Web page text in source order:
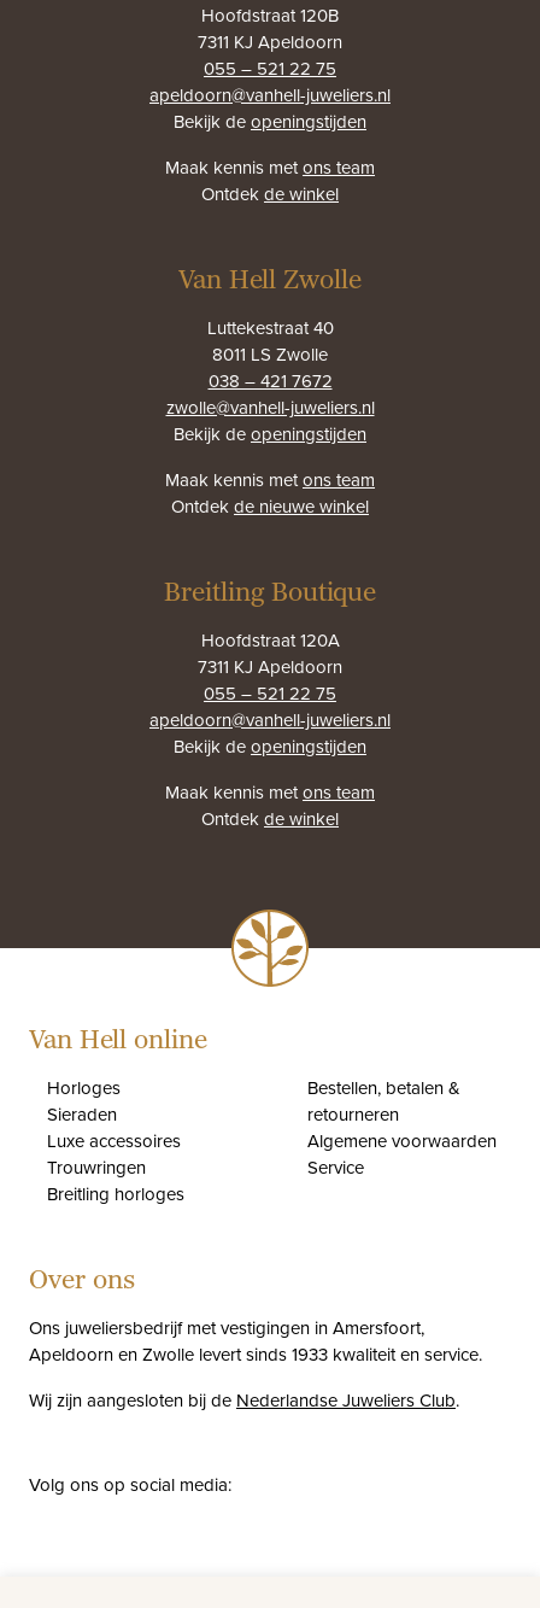
Hoofdstraat 120B
7311 KJ Apeldoorn
055 – 521 22 75
apeldoorn@vanhell-juweliers.nl
Bekijk deopeningstijden
Maak kennis metons team
Ontdekde winkel
Van Hell Zwolle
Luttekestraat 40
8011 LS Zwolle
038 – 421 7672
zwolle@vanhell-juweliers.nl
Bekijk deopeningstijden
Maak kennis metons team
Ontdekde nieuwe winkel
Breitling Boutique
Hoofdstraat 120A
7311 KJ Apeldoorn
055 – 521 22 75
apeldoorn@vanhell-juweliers.nl
Bekijk deopeningstijden
Maak kennis metons team
Ontdekde winkel
Van Hell online
Horloges
Sieraden
Luxe accessoires
Trouwringen
Breitling horloges
Bestellen, betalen &
retourneren
Algemene voorwaarden
Service
Over ons
Ons juweliersbedrijf met vestigingen in Amersfoort,
Apeldoorn en Zwolle levert sinds 1933 kwaliteit en service.
Wij zijn aangesloten bij de Nederlandse Juweliers Club.
Volg ons op social media: